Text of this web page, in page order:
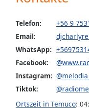
Beginning
window.
Escape
cancel
Telefon:
+56 9
Email:
WhatsApp:
Facebook:
Instagram:
Tiktok:
Ortszeit in Temuco: